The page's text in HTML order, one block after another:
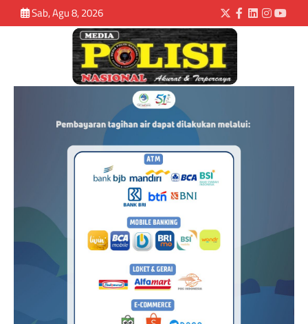
Sab, Agu 8, 2026